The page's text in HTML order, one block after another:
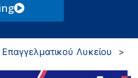
Επαγγελματικού Λυκείου